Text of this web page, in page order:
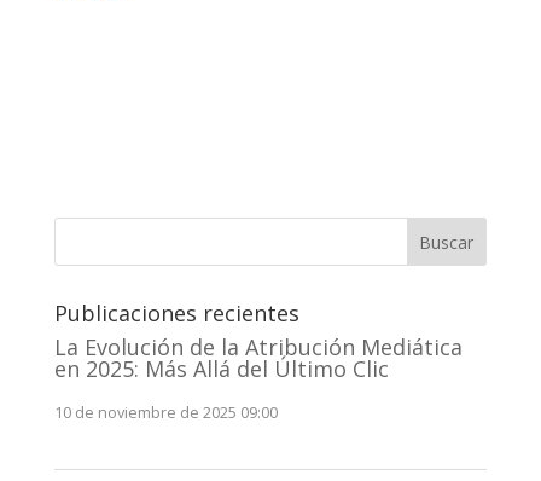
Buscar
Publicaciones recientes
La Evolución de la Atribución Mediática
en 2025: Más Allá del Último Clic
10 de noviembre de 2025 09:00